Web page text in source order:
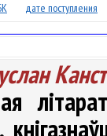
дате поступления